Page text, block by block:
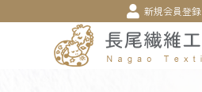
新規会員登録